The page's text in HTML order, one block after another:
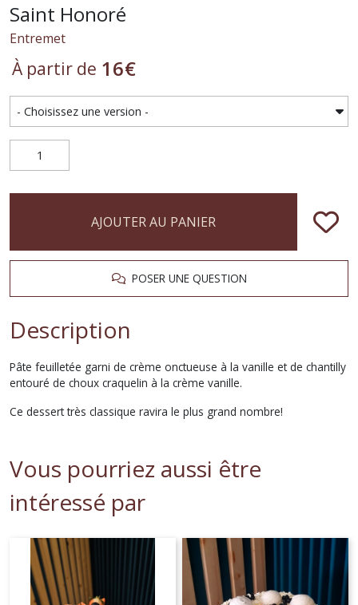
Saint Honoré
Entremet
À partir de 16€
AJOUTER AU PANIER
POSER UNE QUESTION
Description
Pâte feuilletée garni de crème onctueuse à la vanille et de chantilly
entouré de choux craquelin à la crème vanille.
Ce dessert très classique ravira le plus grand nombre!
Vous pourriez aussi être
intéressé par